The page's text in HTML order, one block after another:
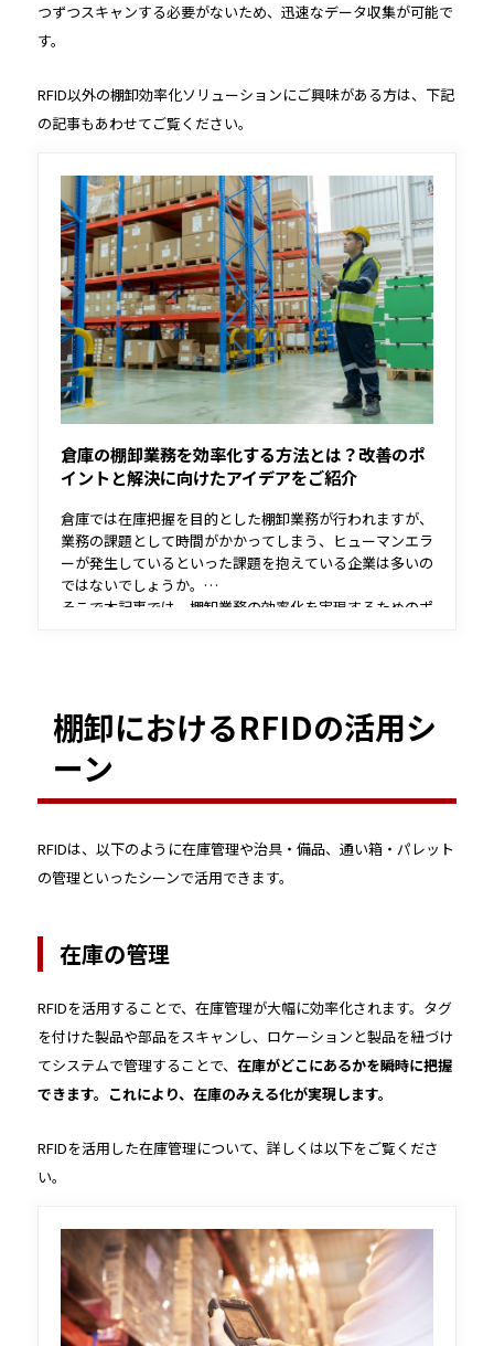
つずつスキャンする必要がないため、迅速なデータ収集が可能で
す。
RFID以外の棚卸効率化ソリューションにご興味がある方は、下記
の記事もあわせてご覧ください。
倉庫の棚卸業務を効率化する方法とは？改善のポ
イントと解決に向けたアイデアをご紹介
倉庫では在庫把握を目的とした棚卸業務が行われますが、
業務の課題として時間がかかってしまう、ヒューマンエラ
ーが発生しているといった課題を抱えている企業は多いの
ではないでしょうか。
そこで本記事では、棚卸業務の効率化を実現するためのポ
棚卸におけるRFIDの活用シ
ーン
RFIDは、以下のように在庫管理や治具・備品、通い箱・パレット
の管理といったシーンで活用できます。
在庫の管理
RFIDを活用することで、在庫管理が大幅に効率化されます。タグ
を付けた製品や部品をスキャンし、ロケーションと製品を紐づけ
てシステムで管理することで、 在庫がどこにあるかを瞬時に把握
できます。これにより、在庫のみえる化が実現します。
RFIDを活用した在庫管理について、詳しくは以下をご覧くださ
い。